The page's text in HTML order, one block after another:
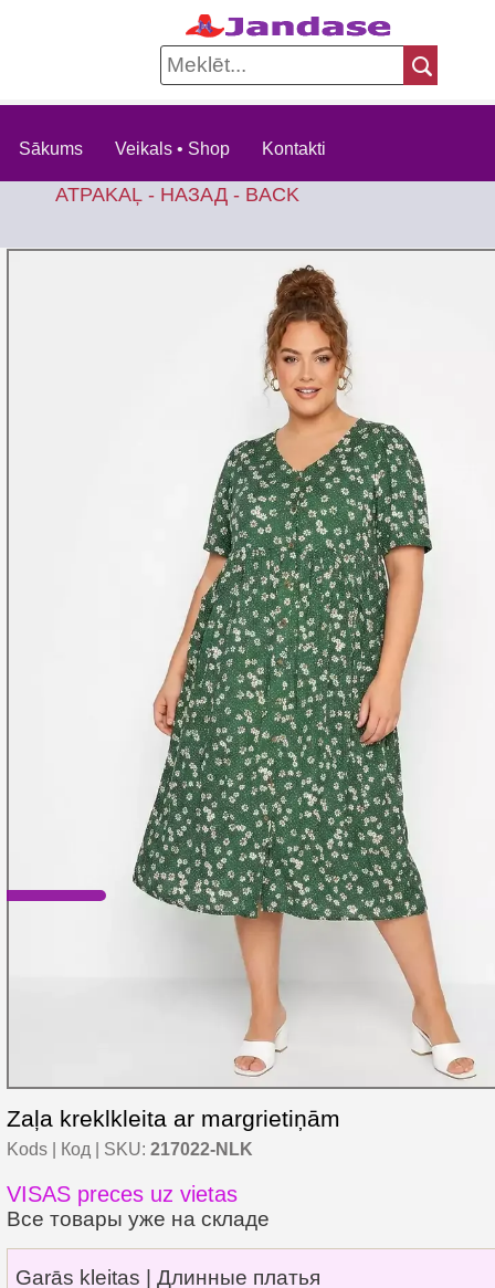
Sākums Veikals • Shop Kontakti
ATPAKAĻ - НАЗАД - BACK
Zaļa kreklkleita ar margrietiņām
Kods | Код | SKU: 217022-NLK
VISAS preces uz vietas
Все товары уже на складе
Garās kleitas | Длинные платья